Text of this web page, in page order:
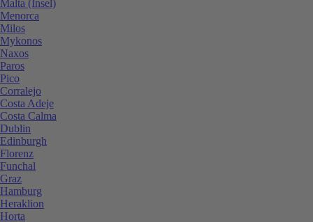
Malta (Insel)
Menorca
Milos
Mykonos
Naxos
Paros
Pico
Corralejo
Costa Adeje
Costa Calma
Dublin
Edinburgh
Florenz
Funchal
Graz
Hamburg
Heraklion
Horta